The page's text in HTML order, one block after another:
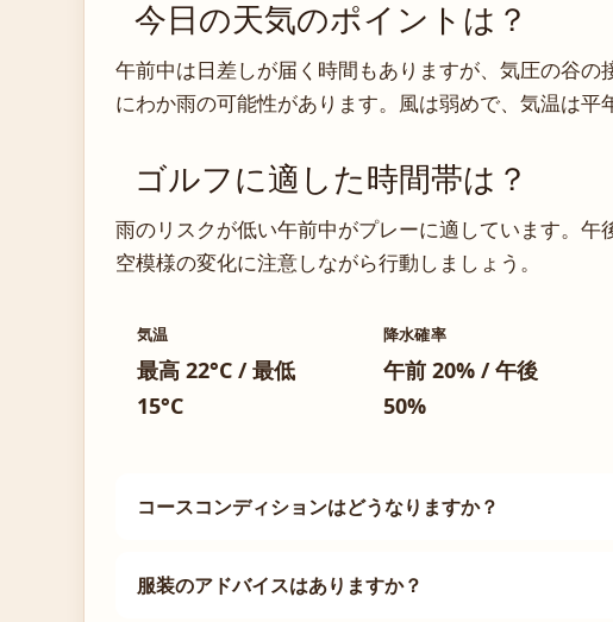
今日の天気のポイントは？
午前中は日差しが届く時間もありますが、気圧の谷の
にわか雨の可能性があります。風は弱めで、気温は平
ゴルフに適した時間帯は？
雨のリスクが低い午前中がプレーに適しています。午
空模様の変化に注意しながら行動しましょう。
気温
最高 22°C / 最低
15°C
降水確率
午前 20% / 午後
50%
コースコンディションはどうなりますか？
服装のアドバイスはありますか？